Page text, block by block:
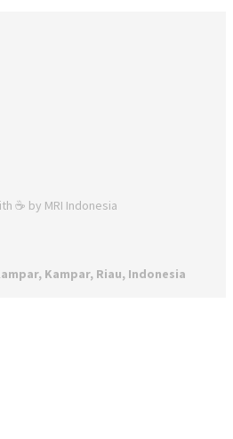
☕ by MRI Indonesia
Kampar, Riau, Indonesia